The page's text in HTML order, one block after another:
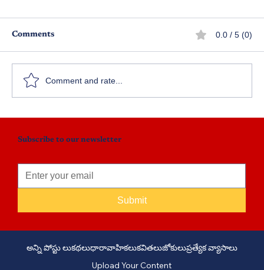
చేజార నీ కే జీవితం - ఎపిసోడ్ 6
Comments 0.0 / 5 (0)
Comment and rate...
Subscribe to our newsletter
Submit
అన్ని పోస్టు లుకథలుధారావాహికలుకవితలుజోకులుప్రత్యేక వ్యాసాలు
Upload Your Content